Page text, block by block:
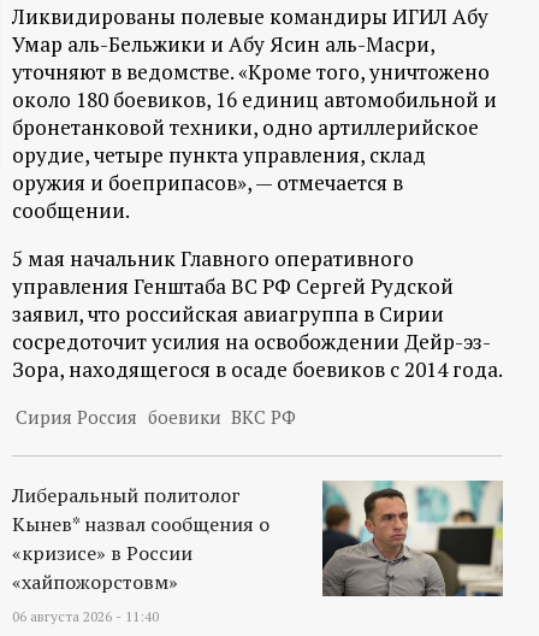
р
м
а
ц
и
о
н
н
ы
й
п
Ликвидированы полевые командиры ИГИЛ Абу
Умар аль-Бельжики и Абу Ясин аль-Масри,
уточняют в ведомстве. «Кроме того, уничтожено
около 180 боевиков, 16 единиц автомобильной и
бронетанковой техники, одно артиллерийское
орудие, четыре пункта управления, склад
оружия и боеприпасов», — отмечается в
сообщении.
5 мая начальник Главного оперативного
управления Генштаба ВС РФ Сергей Рудской
заявил, что российская авиагруппа в Сирии
сосредоточит усилия на освобождении Дейр-эз-
Зора, находящегося в осаде боевиков с 2014 года.
Сирия Россия боевики ВКС РФ
Либеральный политолог
Кынев* назвал сообщения о
«кризисе» в России
«хайпожорстовм»
06 августа 2026 - 11:40